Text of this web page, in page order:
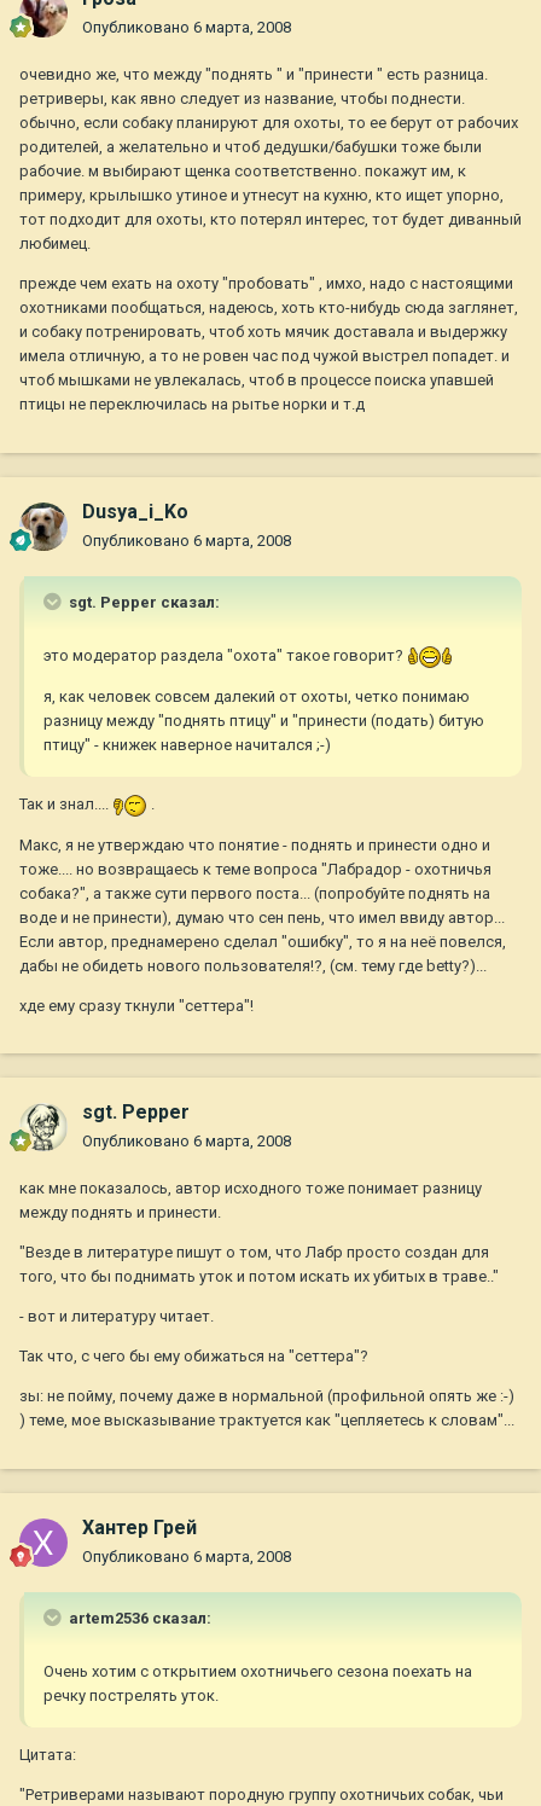
Опубликовано 6 марта, 2008
очевидно же, что между "поднять " и "принести " есть разница.
ретриверы, как явно следует из название, чтобы поднести.
обычно, если собаку планируют для охоты, то ее берут от рабочих
родителей, а желательно и чтоб дедушки/бабушки тоже были
рабочие. м выбирают щенка соответственно. покажут им, к
примеру, крылышко утиное и утнесут на кухню, кто ищет упорно,
тот подходит для охоты, кто потерял интерес, тот будет диванный
любимец.
прежде чем ехать на охоту "пробовать" , имхо, надо с настоящими
охотниками пообщаться, надеюсь, хоть кто-нибудь сюда заглянет,
и собаку потренировать, чтоб хоть мячик доставала и выдержку
имела отличную, а то не ровен час под чужой выстрел попадет. и
чтоб мышками не увлекалась, чтоб в процессе поиска упавшей
птицы не переключилась на рытье норки и т.д
Dusya_i_Ko
Опубликовано 6 марта, 2008
sgt. Pepper сказал:
это модератор раздела "охота" такое говорит?
я, как человек совсем далекий от охоты, четко понимаю
разницу между "поднять птицу" и "принести (подать) битую
птицу" - книжек наверное начитался ;-)
Так и знал....
Макс, я не утверждаю что понятие - поднять и принести одно и
тоже.... но возвращаесь к теме вопроса "Лабрадор - охотничья
собака?", а также сути первого поста... (попробуйте поднять на
воде и не принести), думаю что сен пень, что имел ввиду автор...
Если автор, преднамерено сделал "ошибку", то я на неё повелся,
дабы не обидеть нового пользователя!?, (см. тему где betty?)...
хде ему сразу ткнули "сеттера"!
sgt. Pepper
Опубликовано 6 марта, 2008
как мне показалось, автор исходного тоже понимает разницу
между поднять и принести.
"Везде в литературе пишут о том, что Лабр просто создан для
того, что бы поднимать уток и потом искать их убитых в траве.."
- вот и литературу читает.
Так что, с чего бы ему обижаться на "сеттера"?
зы: не пойму, почему даже в нормальной (профильной опять же :-)
) теме, мое высказывание трактуется как "цепляетесь к словам"...
Хантер Грей
Опубликовано 6 марта, 2008
artem2536 сказал:
Очень хотим с открытием охотничьего сезона поехать на
речку пострелять уток.
Цитата:
"Ретриверами называют породную группу охотничьих собак, чьи